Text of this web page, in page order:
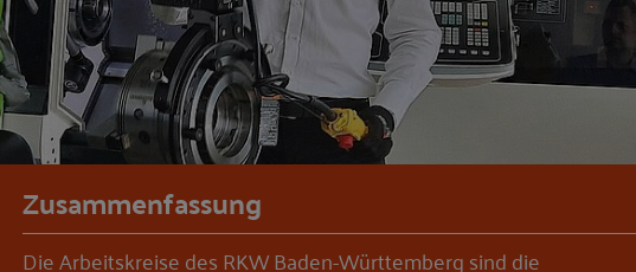
Zusammenfassung
Die Arbeitskreise des RKW Baden-Württemberg sind die